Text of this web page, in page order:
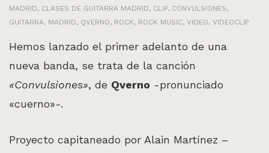
MADRID, CLASES DE GUITARRA MADRID, CLIP, CONVULSIONES,
GUITARRA, MADRID, QVERNO, ROCK, ROCK MUSIC, VIDEO, VIDEOCLIP
Hemos lanzado el primer adelanto de una
nueva banda, se trata de la canción
«Convulsiones», de Qverno -pronunciado
«cuerno»-.
Proyecto capitaneado por Alain Martínez –